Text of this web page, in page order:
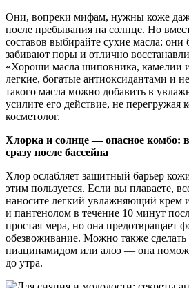
Они, вопреки мифам, нужны коже
после пребывания на солнце. Но
составов выбирайте сухие масла:
забивают поры и отлично
«Хороши масла шиповника, камелии
легкие, богатые антиоксидантами и
такого масла можно добавить в
усилите его действие, не
косметолог.
Хлорка и солнце — опасное комбо:
сразу после бассейна
Хлор ослабляет защитный барьер
этим пользуется. Если вы плаваете,
наносите легкий увлажняющий крем
и пантенолом в течение 10 минут
простая мера, но она предотвращает
обезвоживание. Можно также
ниацинамидом или алоэ — она
до утра.